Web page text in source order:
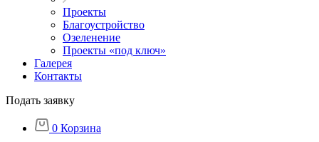
Проекты
Благоустройство
Озеленение
Проекты «под ключ»
Галерея
Контакты
Подать заявку
0 Корзина